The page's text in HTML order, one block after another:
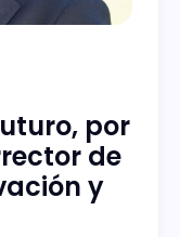
por
de
y